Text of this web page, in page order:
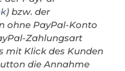
) bzw. der
ohne PayPal-Konto
Zahlungsart
mit Klick des Kunden
die Annahme